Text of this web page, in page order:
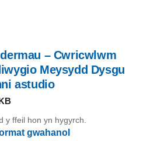
– Cwricwlwm
Meysydd Dysgu
astudio
y ffeil hon yn hygyrch.
gwahanol